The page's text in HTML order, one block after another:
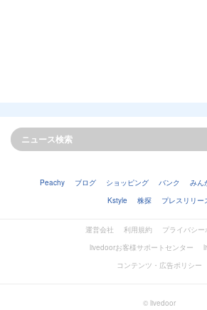
Peachy ブログ ショッピング バンク みん
Kstyle
株探 プレスリリー
運営会社 利用規約
プライバシー
livedoorお客様サポートセンター
コンテンツ・広告ポリシー
© livedoor